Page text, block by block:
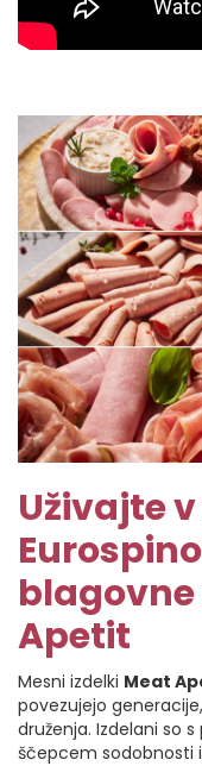
Uživajte
Apetit
Mesni izdelki Meat
povezujejo
druženja. Izdelani so
ščepcem sodobnosti